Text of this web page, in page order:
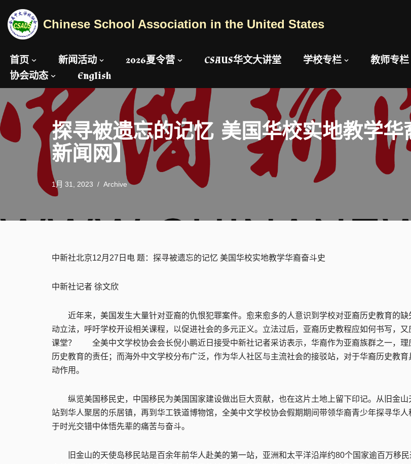
跳
正
文
Chinese School Association in the United States
首页 新闻活动 2026夏令营 CSAUS华文大讲堂 学校专栏 教师专栏
协会动态
English
探寻被遗忘的记忆 美国华校实地教学华
新闻网】
1月 31, 2023 Archive
中新社北京12月27日电 题：探寻被遗忘的记忆 美国华校实地教学华裔奋斗史
中新社记者 徐文欣
近年来，美国发生大量针对亚裔的仇恨犯罪案件。愈来愈多的人意识到学校对亚裔历史教育的缺
动立法，呼吁学校开设相关课程，以促进社会的多元正义。立法过后，亚裔历史教程应如何书写，又
课堂？ 全美中文学校协会会长倪小鹏近日接受中新社记者采访表示，华裔作为亚裔族群之一，理
历史教育的责任；而海外中文学校分布广泛，作为华人社区与主流社会的接驳站，对于华裔历史教育
动作用。
纵览美国移民史，中国移民为美国国家建设做出巨大贡献，也在这片土地上留下印记。从旧金山
站到华人聚居的乐居镇，再到华工铁道博物馆，全美中文学校协会假期期间带领华裔青少年探寻华人
于时光交错中体悟先辈的痛苦与奋斗。
旧金山的天使岛移民站是百余年前华人赴美的第一站，亚洲和太平洋沿岸约80个国家逾百万移民